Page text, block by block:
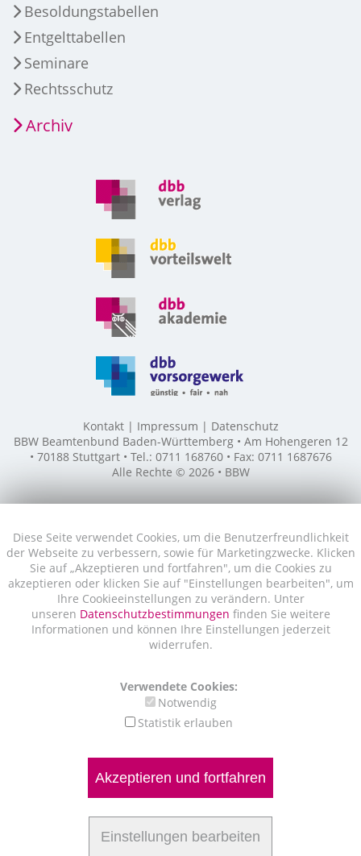
Diese Seite verwendet Cookies, um die Benutzerfreundlichkeit
der Webseite zu verbessern, sowie für Marketingzwecke. Klicken
Sie auf „Akzeptieren und fortfahren", um die Cookies zu
akzeptieren oder klicken Sie auf "Einstellungen bearbeiten", um
Ihre Cookieeinstellungen zu verändern. Unter
unseren Datenschutzbestimmungen finden Sie weitere
Informationen und können Ihre Einstellungen jederzeit
widerrufen.
Verwendete Cookies:
Notwendig
Statistik erlauben
Akzeptieren und fortfahren
Einstellungen bearbeiten
Besoldungstabellen
Entgelttabellen
Seminare
Rechtsschutz
Archiv
Kontakt Impressum
Datenschutz
BBW Beamtenbund Baden-Württemberg • Am Hohengeren 12
• 70188 Stuttgart • Tel.: 0711 168760 • Fax: 0711 1687676
Alle Rechte © 2026 • BBW